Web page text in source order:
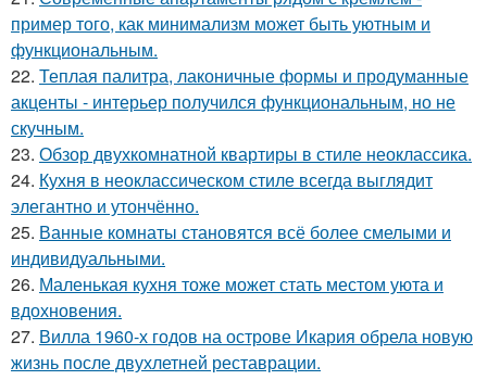
пример того, как минимализм может быть уютным и
функциональным.
22. Теплая палитра, лаконичные формы и продуманные
акценты - интерьер получился функциональным, но не
скучным.
23. Обзор двухкомнатной квартиры в стиле неоклассика.
24. Кухня в неоклассическом стиле всегда выглядит
элегантно и утончённо.
25. Ванные комнаты становятся всё более смелыми и
индивидуальными.
26. Маленькая кухня тоже может стать местом уюта и
вдохновения.
27. Вилла 1960-х годов на острове Икария обрела новую
жизнь после двухлетней реставрации.